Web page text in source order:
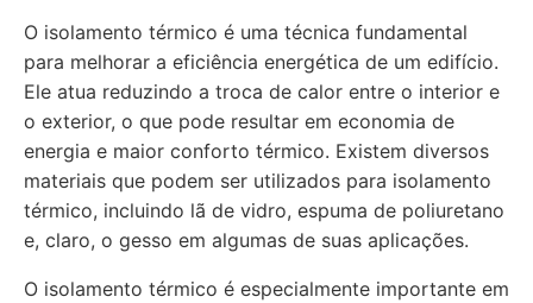
O isolamento térmico é uma técnica fundamental
para melhorar a eficiência energética de um edifício.
Ele atua reduzindo a troca de calor entre o interior e
o exterior, o que pode resultar em economia de
energia e maior conforto térmico. Existem diversos
materiais que podem ser utilizados para isolamento
térmico, incluindo lã de vidro, espuma de poliuretano
e, claro, o gesso em algumas de suas aplicações.
O isolamento térmico é especialmente importante em